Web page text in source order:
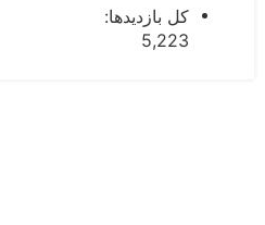
کل بازدیدها:
5,223